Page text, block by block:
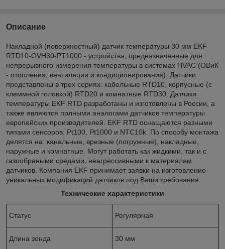
Описание
Накладной (поверхностный) датчик температуры 30 мм EKF
RTD10-OVH30-PT1000 - устройства, предназначенные для
непрерывного измерения температуры в системах HVAC (ОВиК
- отопления, вентиляции и кондиционирования). Датчики
представлены в трех сериях: кабельные RTD10, корпусные (с
клеммной головкой) RTD20 и комнатные RTD30. Датчики
температуры EKF RTD разработаны и изготовлены в России, а
также являются полными аналогами датчиков температуры
европейских производителей. EKF RTD оснащаются разными
типами сенсоров: Pt100, Pt1000 и NTC10k. По способу монтажа
делятся на: канальные, врезные (погружные), накладные,
наружные и комнатные. Могут работать как жидкими, так и с
газообраными средами, неагрессивными к материалам
датчиков. Компания EKF принимает заявки на изготовление
уникальных модификаций датчиков под Ваши требования.
Технические характеристики
Статус Регулярная
Длина зонда 30 мм